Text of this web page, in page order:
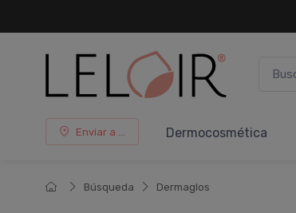
Enviar a ... Dermocosmética
Búsqueda Dermaglos